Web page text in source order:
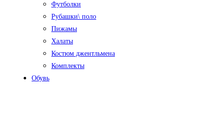
Футболки
Рубашки\ поло
Пижамы
Халаты
Костюм джентльмена
Комплекты
Обувь